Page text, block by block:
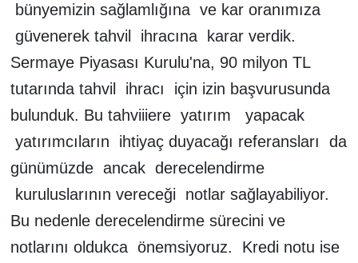
bünyemizin sağlamlığına ve kar oranımıza
güvenerek tahvil ihracına karar verdik.
Sermaye Piyasası Kurulu'na, 90 milyon TL
tutarında tahvil ihracı için izin başvurusunda
bulunduk. Bu tahviiiere yatırım yapacak
yatırımcıların ihtiyaç duyacağı referansları da
günümüzde ancak derecelendirme
kuruluslarının vereceği notlar sağlayabiliyor.
Bu nedenle derecelendirme sürecini ve
notlarını oldukca önemsiyoruz. Kredi notu ise